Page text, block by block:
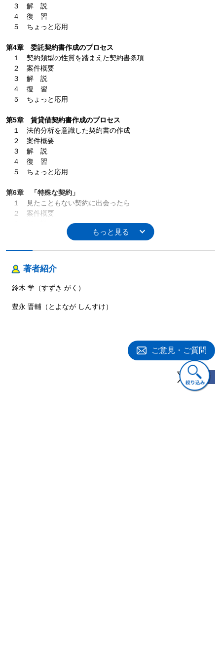
３ 解 説
４ 復 習
５ ちょっと応用
第4章 委託契約書作成のプロセス
１ 契約類型の性質を踏まえた契約書条項
２ 案件概要
３ 解 説
４ 復 習
５ ちょっと応用
第5章 賃貸借契約書作成のプロセス
１ 法的分析を意識した契約書の作成
２ 案件概要
３ 解 説
４ 復 習
５ ちょっと応用
第6章 「特殊な契約」
１ 見たこともない契約に出会ったら
２ 案件概要
コラム
１ 特定物のドグマ
２ 売主の担保責任―契約不適合責任
４ 売買契約に関する民法改正
著者紹介
鈴木 学（すずき がく）
豊永 晋輔（とよなが しんすけ）
ご意見・ご質問